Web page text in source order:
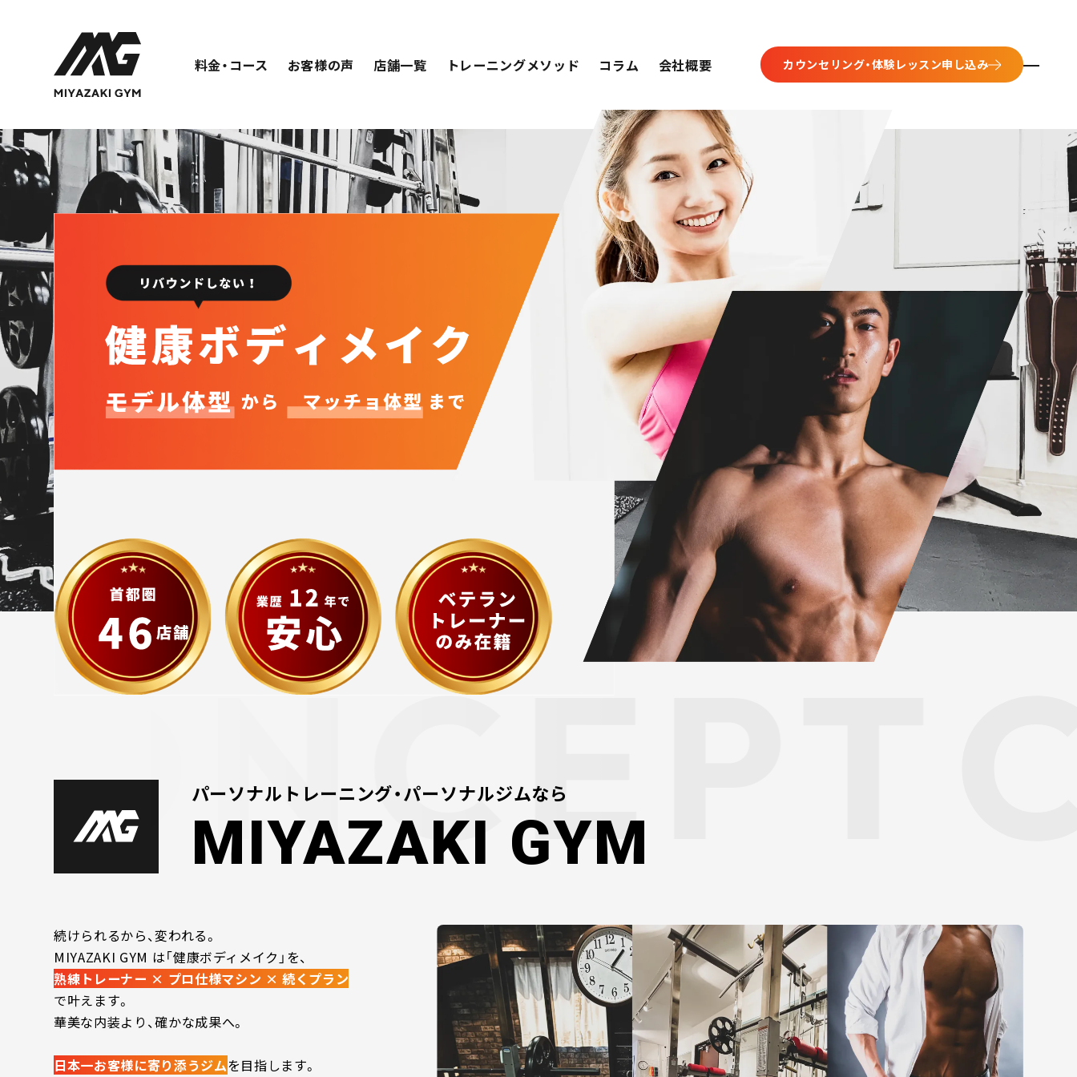
料金・コース お客様の声 店舗一覧 トレーニングメソッド コラム 会社概要 カウンセリング・体験レッスン申し込み
パーソナルトレーニング・パーソナルジムなら
MIYAZAKI GYM
続けられるから、変われる。
MIYAZAKI GYM は「健康ボディメイク」を、
熟練トレーナー × プロ仕様マシン × 続くプラン
で叶えます。
華美な内装より、確かな成果へ。
日本一お客様に寄り添うジムを目指します。